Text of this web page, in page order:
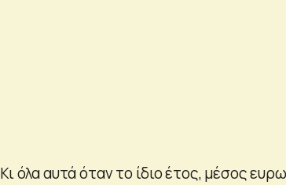
Κι όλα αυτά όταν το ίδιο έτος, μέσος